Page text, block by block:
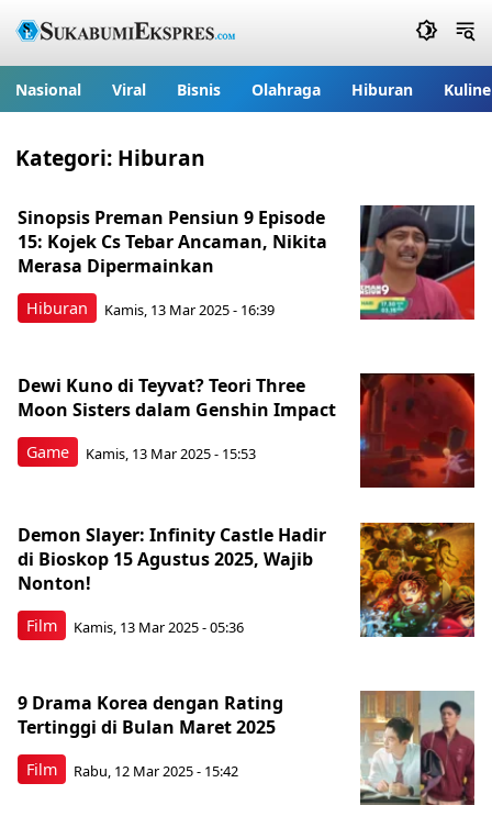
Nasional Viral Bisnis Olahraga Hiburan
Kategori: Hiburan
Hiburan
Sinopsis Preman Pensiun 9 Episode
15: Kojek Cs Tebar Ancaman, Nikita
Merasa Dipermainkan
Kamis, 13 Mar 2025 - 16:39
Game
Dewi Kuno di Teyvat? Teori Three
Moon Sisters dalam Genshin Impact
Kamis, 13 Mar 2025 - 15:53
Film
Demon Slayer: Infinity Castle Hadir
di Bioskop 15 Agustus 2025, Wajib
Nonton!
Kamis, 13 Mar 2025 - 05:36
Film
9 Drama Korea dengan Rating
Tertinggi di Bulan Maret 2025
Rabu, 12 Mar 2025 - 15:42